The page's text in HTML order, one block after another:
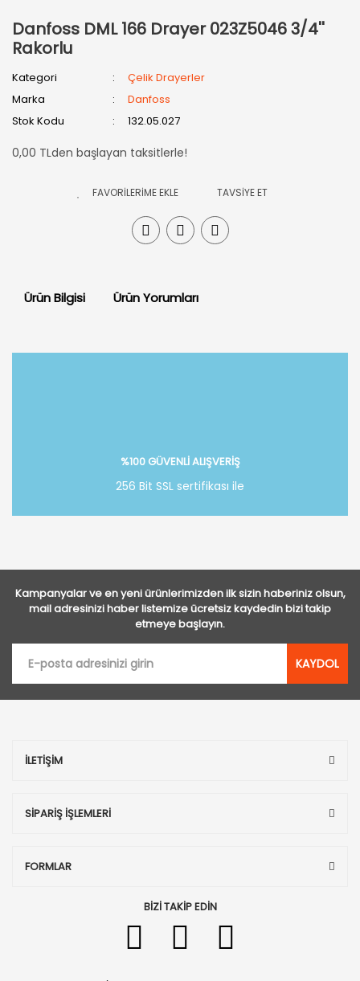
Danfoss DML 166 Drayer 023Z5046 3/4''
Rakorlu
Kategori
Çelik Drayerler
Marka
Danfoss
Stok Kodu
132.05.027
0,00 TLden başlayan taksitlerle!
TAVSİYE ET
Ürün Bilgisi Ürün Yorumları
%100 GÜVENLİ ALIŞVERİŞ
256 Bit SSL sertifikası ile
Kampanyalar ve en yeni ürünlerimizden ilk sizin haberiniz olsun,
mail adresinizi haber listemize ücretsiz kaydedin bizi takip
etmeye başlayın.
KAYDOL
İLETİŞİM
SİPARİŞ İŞLEMLERİ
FORMLAR
BİZİ TAKİP EDİN